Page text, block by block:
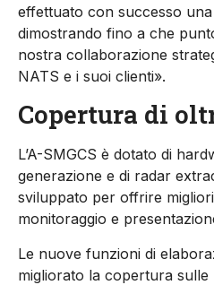
effettuato con successo
dimostrando fino a che
nostra collaborazione
NATS e i suoi clienti».
Copertura di
L’A-SMGCS è dotato di
generazione e di radar
sviluppato per offrire
monitoraggio e
Le nuove funzioni di
migliorato la copertura sulle